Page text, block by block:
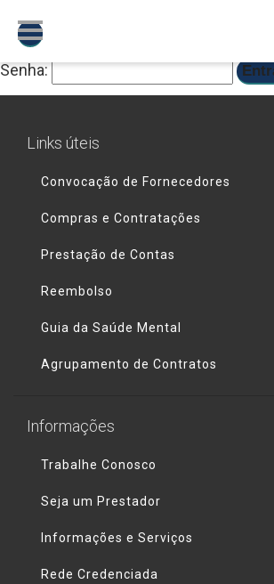
Este conteúdo está protegido por
digite sua senha abaixo:
Senha:
Links úteis
Convocação de Fornecedores
Compras e Contratações
Prestação de Contas
Reembolso
Guia da Saúde Mental
Agrupamento de Contratos
Informações
Trabalhe Conosco
Seja um Prestador
Informações e Serviços
Rede Credenciada